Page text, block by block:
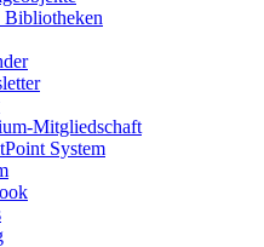
Mitgliedschaft
System